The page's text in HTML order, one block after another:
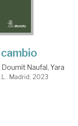
Doumit Naufal, Yara
Madrid, 2023